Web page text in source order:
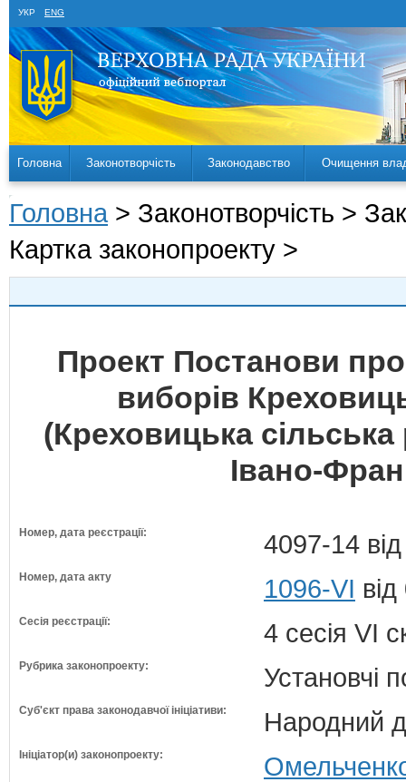
УКР ENG
Головна Законотворчість Законодавство Очищення
Головна > Законотворчість >
Картка законопроекту >
Проект Постанови
виборів
(Креховицька
Івано-
Номер, дата реєстрації: 4097-14
Номер, дата акту 1096-VI
Сесія реєстрації: 4 сесія VI
Рубрика законопроекту: Установчі
Суб'єкт права законодавчої ініціативи: Народний
Ініціатор(и) законопроекту: